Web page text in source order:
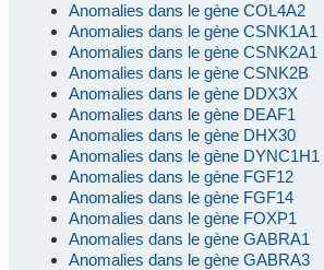
Anomalies dans le gène COL4A2
Anomalies dans le gène CSNK1A1
Anomalies dans le gène CSNK2A1
Anomalies dans le gène CSNK2B
Anomalies dans le gène DDX3X
Anomalies dans le gène DEAF1
Anomalies dans le gène DHX30
Anomalies dans le gène DYNC1H1
Anomalies dans le gène FGF12
Anomalies dans le gène FGF14
Anomalies dans le gène FOXP1
Anomalies dans le gène GABRA1
Anomalies dans le gène GABRA3